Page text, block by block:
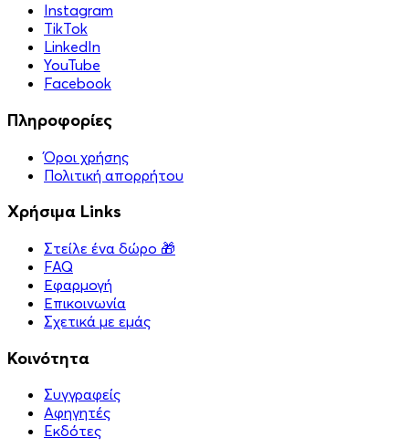
Instagram
TikTok
LinkedIn
YouTube
Facebook
Πληροφορίες
Όροι χρήσης
Πολιτική απορρήτου
Χρήσιμα Links
Στείλε ένα δώρο 🎁
FAQ
Εφαρμογή
Επικοινωνία
Σχετικά με εμάς
Κοινότητα
Συγγραφείς
Αφηγητές
Eκδότες